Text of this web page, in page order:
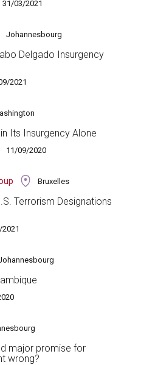
31/03/2021
Johannesbourg
Delgado Insurgency
2021
Its Insurgency Alone
11/09/2020
Bruxelles
Terrorism Designations
major promise for
wrong?